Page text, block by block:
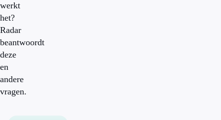
werkt
het?
Radar
beantwoordt
deze
en
andere
vragen.